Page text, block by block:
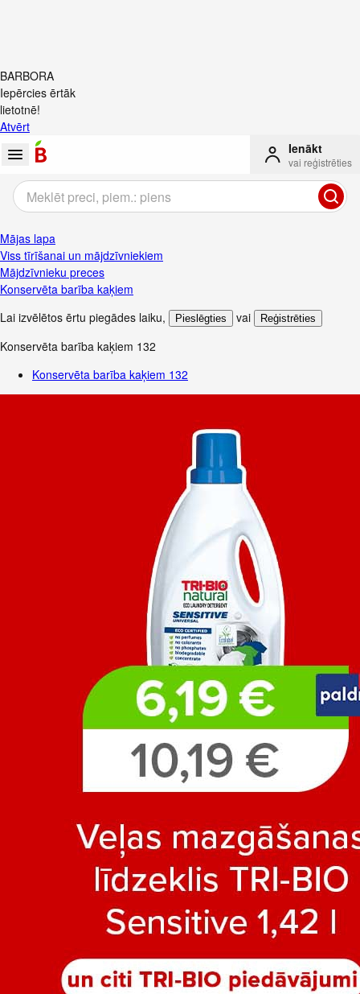
BARBORA
Iepērcies ērtāk
lietotnē!
Atvērt
Ienākt
vai reģistrēties
Mājas lapa
Viss tīrīšanai un mājdzīvniekiem
Mājdzīvnieku preces
Konservēta barība kaķiem
Lai izvēlētos ērtu piegādes laiku, Pieslēgties vai Reģistrēties
Konservēta barība kaķiem 132
Konservēta barība kaķiem 132